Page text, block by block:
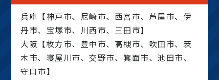
兵庫【神戸市、尼崎市、西宮市、芦屋市、伊
丹市、宝塚市、川西市、三田市】
大阪【枚方市、豊中市、高槻市、吹田市、茨
木市、寝屋川市、交野市、箕面市、池田市、
守口市】